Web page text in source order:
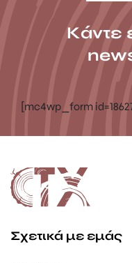
Κάντε
[mc4wp_form
Σχετικά με εμάς